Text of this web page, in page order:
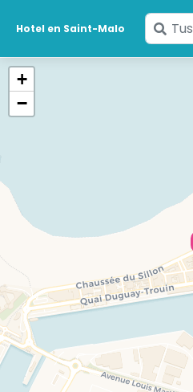
Hotel en Saint-Malo
tus
+
−